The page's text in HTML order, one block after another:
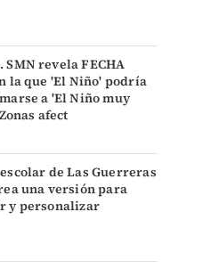
SMN revela FECHA
la que 'El Niño' podría
a 'El Niño muy
afect
de Las Guerreras
una versión para
y personalizar